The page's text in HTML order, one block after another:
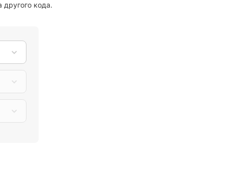
другого кода.